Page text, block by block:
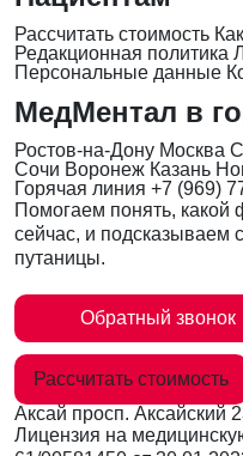
Рассчитать стоимость
Редакционная политика
Персональные данные
МедМентал в
Ростов-на-Дону Москва
Сочи Воронеж Казань
Горячая линия +7 (969)
Помогаем понять,
сейчас, и
путаницы.
Обратный звонок
Рассчитать стоимость
Аксай просп. Аксайский
Лицензия на